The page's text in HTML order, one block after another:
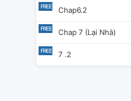
Chap6.2
Chap 7 (lại Nhà)
7 .2